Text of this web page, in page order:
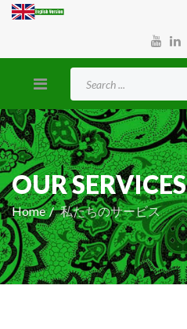
OUR SERVICES
Home 私たちのサービス